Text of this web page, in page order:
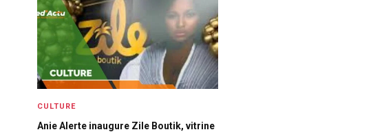
CULTURE
Anie Alerte inaugure Zile Boutik, vitrine